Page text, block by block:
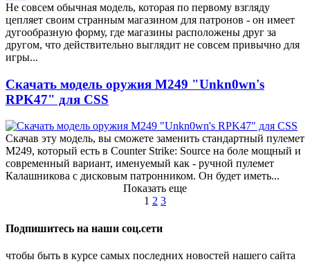
Не совсем обычная модель, которая по первому взгляду
цепляет своим странным магазином для патронов - он имеет
дугообразную форму, где магазины расположены друг за
другом, что действительно выглядит не совсем привычно для
игры...
Скачать модель оружия M249 "Unkn0wn's
RPK47" для CSS
Скачав эту модель, вы сможете заменить стандартный пулемет
M249, который есть в Counter Strike: Source на боле мощный и
современный вариант, именуемый как - ручной пулемет
Калашникова с дисковым патронником. Он будет иметь...
Показать еще
1 2 3
Подпишитесь на наши соц.сети
чтобы быть в курсе самых последних новостей нашего сайта